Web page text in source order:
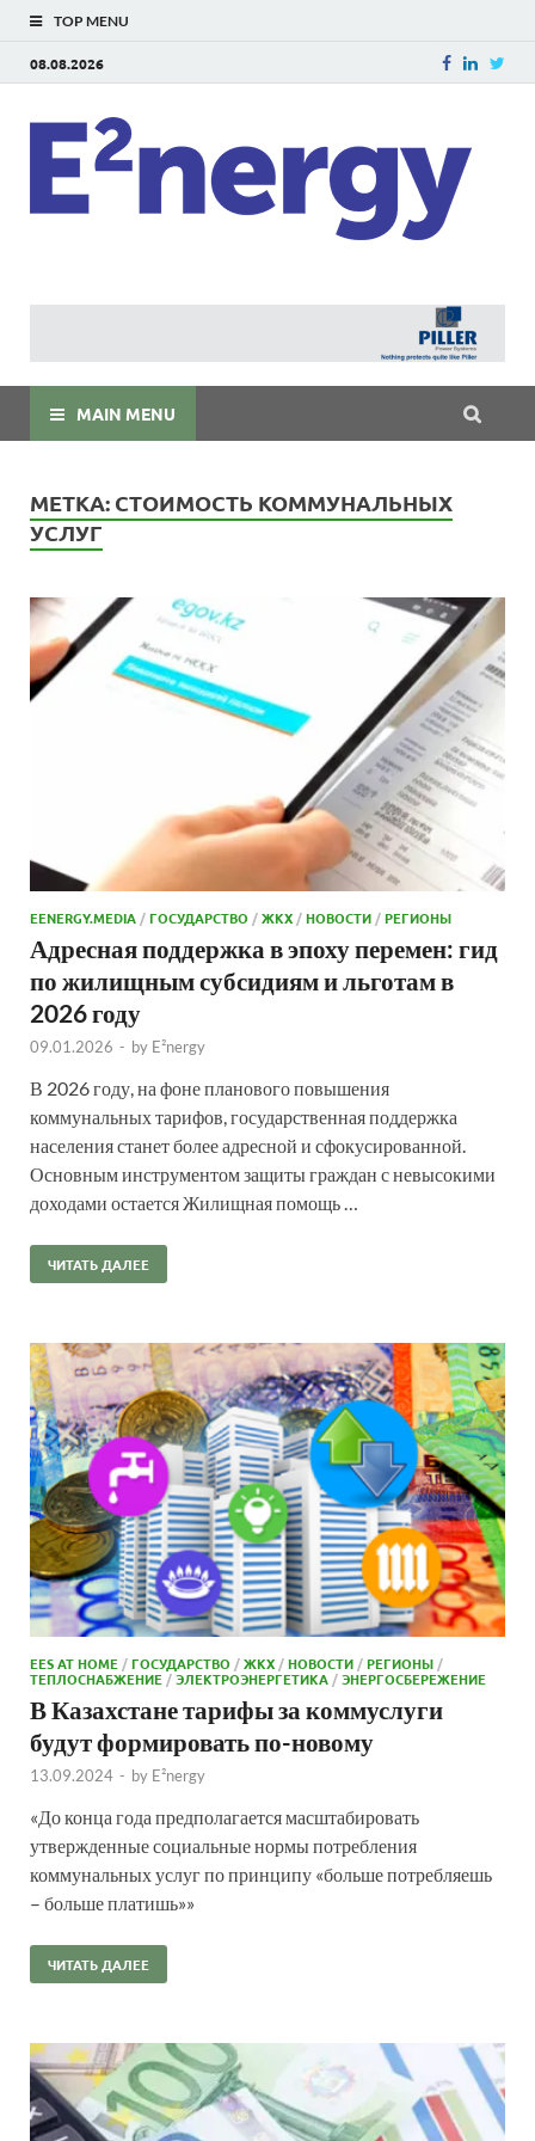
TOP MENU
08.08.2026
MAIN MENU
МЕТКА: СТОИМОСТЬ КОММУНАЛЬНЫХ
УСЛУГ
EENERGY.MEDIA /ГОСУДАРСТВО /ЖКХ /НОВОСТИ /РЕГИОНЫ
Адресная поддержка в эпоху перемен: гид
по жилищным субсидиям и льготам в
2026 году
09.01.2026 - by E²nergy
В 2026 году, на фоне планового повышения
коммунальных тарифов, государственная поддержка
населения станет более адресной и сфокусированной.
Основным инструментом защиты граждан с невысокими
доходами остается Жилищная помощь …
ЧИТАТЬ ДАЛЕЕ
EES AT HOME /ГОСУДАРСТВО /ЖКХ /НОВОСТИ /РЕГИОНЫ /
ТЕПЛОСНАБЖЕНИЕ /ЭЛЕКТРОЭНЕРГЕТИКА /ЭНЕРГОСБЕРЕЖЕНИЕ
В Казахстане тарифы за коммуслуги
будут формировать по-новому
13.09.2024 - by E²nergy
«До конца года предполагается масштабировать
утвержденные социальные нормы потребления
коммунальных услуг по принципу «больше потребляешь
– больше платишь»»
ЧИТАТЬ ДАЛЕЕ